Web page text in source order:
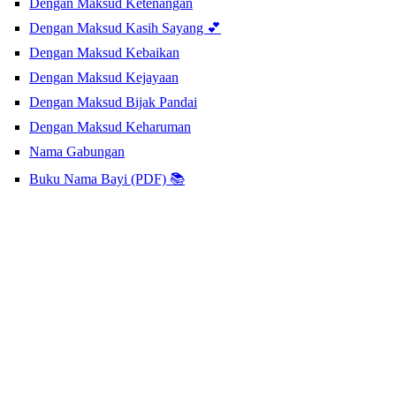
Dengan Maksud Ketenangan
Dengan Maksud Kasih Sayang 💕
Dengan Maksud Kebaikan
Dengan Maksud Kejayaan
Dengan Maksud Bijak Pandai
Dengan Maksud Keharuman
Nama Gabungan
Buku Nama Bayi (PDF) 📚